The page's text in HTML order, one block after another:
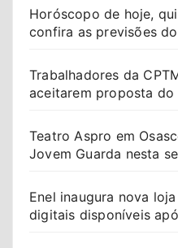
Horóscopo de hoje,
confira as previsões
Trabalhadores da
aceitarem proposta do
Teatro Aspro em
Jovem Guarda nesta
Enel inaugura nova
digitais disponíveis